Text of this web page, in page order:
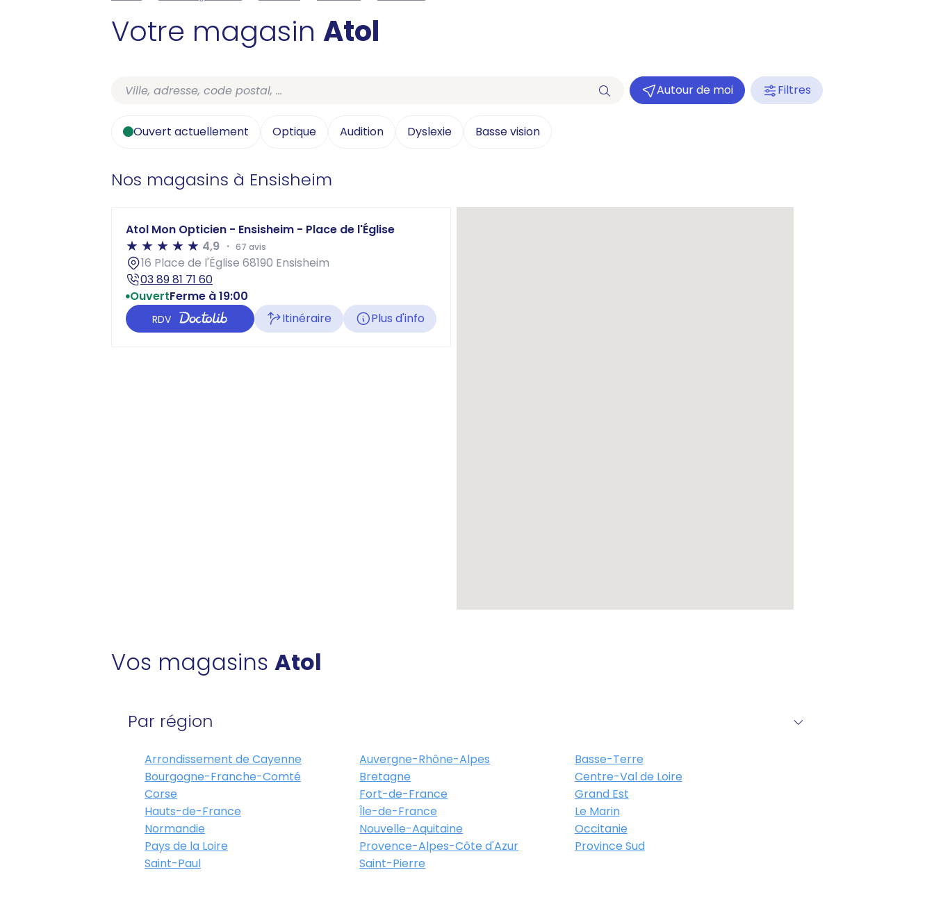
Votre magasin Atol
Autour de moi Filtres
Ouvert actuellement Optique Audition Dyslexie Basse vision
Nos magasins à Ensisheim
Atol Mon Opticien - Ensisheim - Place de l'Église
4,9
67 avis
16 Place de l'Église 68190 Ensisheim
03 89 81 71 60
OuvertFerme à 19:00
RDV Itinéraire Plus d'info
Vos magasins Atol
Par région
Arrondissement de Cayenne Auvergne-Rhône-Alpes
Basse-Terre
Bourgogne-Franche-Comté
Bretagne
Centre-Val de Loire
Corse
Fort-de-France
Grand Est
Hauts-de-France
Île-de-France
Le Marin
Normandie
Nouvelle-Aquitaine
Occitanie
Pays de la Loire
Provence-Alpes-Côte d'Azur
Province Sud
Saint-Paul
Saint-Pierre